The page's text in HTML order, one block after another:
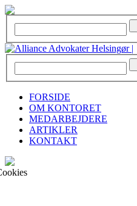
FORSIDE
OM KONTORET
MEDARBEJDERE
ARTIKLER
KONTAKT